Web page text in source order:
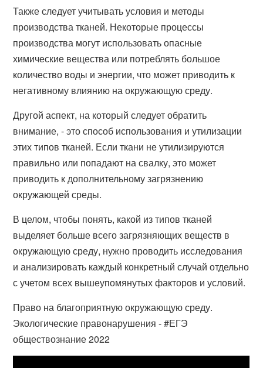
Также следует учитывать условия и методы
производства тканей. Некоторые процессы
производства могут использовать опасные
химические вещества или потреблять большое
количество воды и энергии, что может приводить к
негативному влиянию на окружающую среду.
Другой аспект, на который следует обратить
внимание, - это способ использования и утилизации
этих типов тканей. Если ткани не утилизируются
правильно или попадают на свалку, это может
приводить к дополнительному загрязнению
окружающей среды.
В целом, чтобы понять, какой из типов тканей
выделяет больше всего загрязняющих веществ в
окружающую среду, нужно проводить исследования
и анализировать каждый конкретный случай отдельно
с учетом всех вышеупомянутых факторов и условий.
Право на благоприятную окружающую среду.
Экологические правонарушения - #ЕГЭ
обществознание 2022